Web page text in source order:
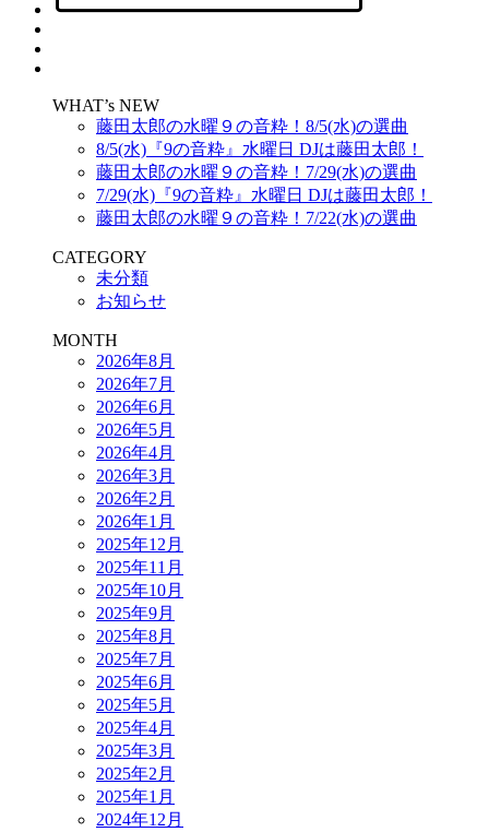
WHAT’s NEW
藤田太郎の水曜９の音粋！8/5(水)の選曲
8/5(水)『9の音粋』水曜日 DJは藤田太郎！
藤田太郎の水曜９の音粋！7/29(水)の選曲
7/29(水)『9の音粋』水曜日 DJは藤田太郎！
藤田太郎の水曜９の音粋！7/22(水)の選曲
CATEGORY
未分類
お知らせ
MONTH
2026年8月
2026年7月
2026年6月
2026年5月
2026年4月
2026年3月
2026年2月
2026年1月
2025年12月
2025年11月
2025年10月
2025年9月
2025年8月
2025年7月
2025年6月
2025年5月
2025年4月
2025年3月
2025年2月
2025年1月
2024年12月